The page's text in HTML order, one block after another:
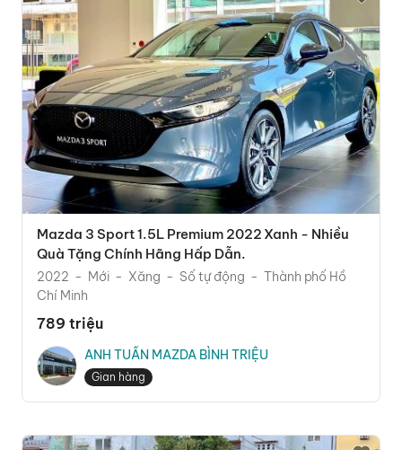
Mazda 3 Sport 1.5L Premium 2022 Xanh - Nhiều
Quà Tặng Chính Hãng Hấp Dẫn.
2022 Mới Xăng Số tự động
Thành phố Hồ
Chí Minh
789 triệu
ANH TUẤN MAZDA BÌNH TRIỆU
Gian hàng